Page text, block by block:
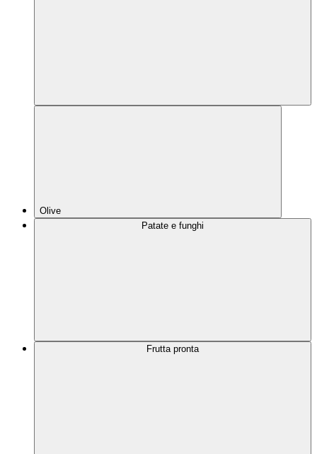
Olive
Patate e funghi
Frutta pronta